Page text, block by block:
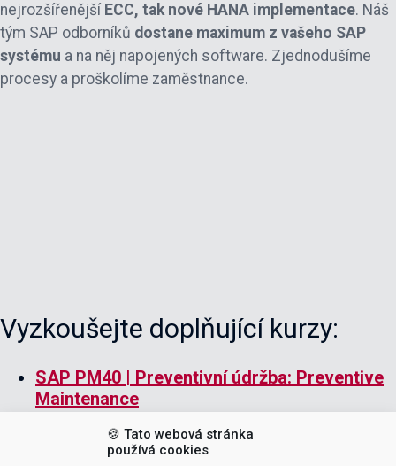
🍪 Tato webová stránka
používá cookies
nejrozšířenější ECC, tak nové HANA implementace. Náš
tým SAP odborníků dostane maximum z vašeho SAP
systému a na něj napojených software. Zjednodušíme
procesy a proškolíme zaměstnance.
Vyzkoušejte doplňující kurzy:
SAP PM40 | Preventivní údržba: Preventive
Maintenance
SAP PM15 | Úvod do modulu údržby